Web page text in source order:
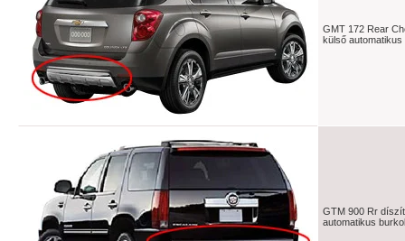
GMT 172 Rear
külső
GTM 900 Rr
automatikus